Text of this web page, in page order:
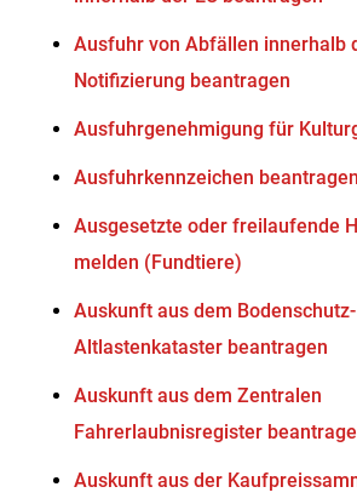
Ausfuhr von Abfällen innerhalb
Notifizierung beantragen
Ausfuhrgenehmigung für
Ausfuhrkennzeichen beantragen
Ausgesetzte oder freilaufende
melden (Fundtiere)
Auskunft aus dem
Altlastenkataster beantragen
Auskunft aus dem Zentralen
Fahrerlaubnisregister
Auskunft aus der